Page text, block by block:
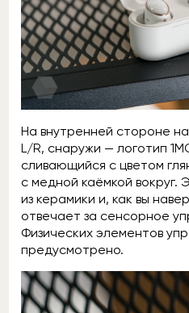
На внутренней стороне
L/R, снаружи — логотип
сливающийся с цветом
с медной каёмкой вокруг.
из керамики и, как вы
отвечает за сенсорное
Физических элементов
предусмотрено.